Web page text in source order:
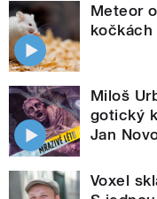
Meteor
kočkách
Miloš
gotický
Jan
Voxel